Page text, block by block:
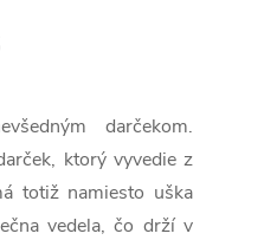
darčekom.
ktorý vyvedie z
totiž namiesto uška
vedela, čo drží v